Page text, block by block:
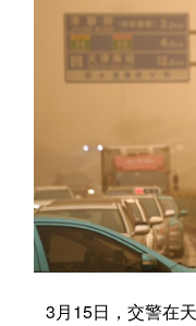
科技 科
文化 书画
法律 中央
食品 人居
学术中国 乡村
城市 旅
3月15日，交警在天